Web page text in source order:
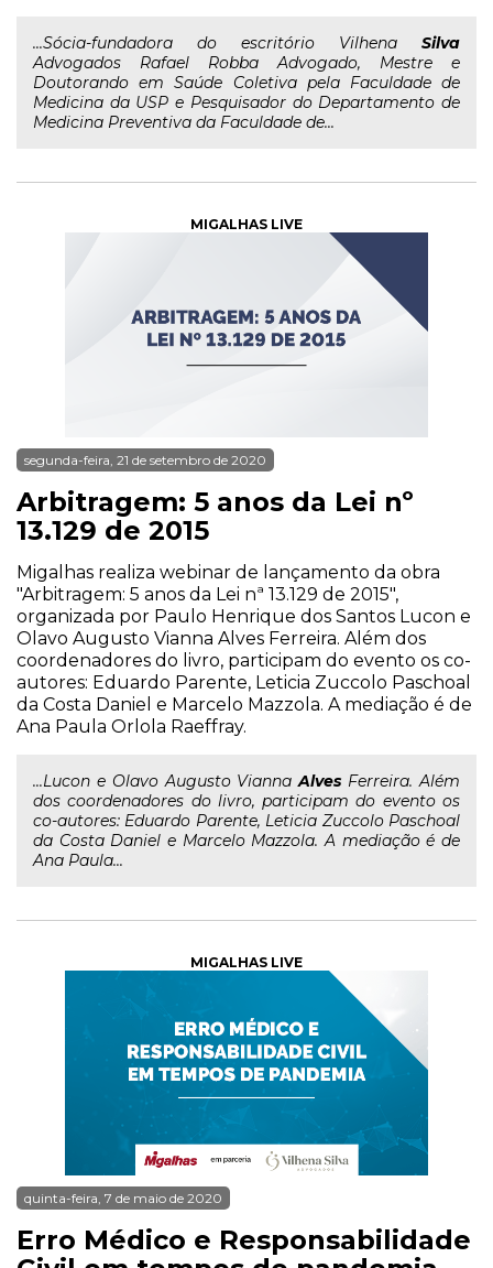
...Sócia-fundadora do escritório Vilhena Silva
Advogados Rafael Robba Advogado, Mestre e
Doutorando em Saúde Coletiva pela Faculdade de
Medicina da USP e Pesquisador do Departamento de
Medicina Preventiva da Faculdade de...
MIGALHAS LIVE
segunda-feira, 21 de setembro de 2020
Arbitragem: 5 anos da Lei nº
13.129 de 2015
Migalhas realiza webinar de lançamento da obra
"Arbitragem: 5 anos da Lei nª 13.129 de 2015",
organizada por Paulo Henrique dos Santos Lucon e
Olavo Augusto Vianna Alves Ferreira. Além dos
coordenadores do livro, participam do evento os co-
autores: Eduardo Parente, Leticia Zuccolo Paschoal
da Costa Daniel e Marcelo Mazzola. A mediação é de
Ana Paula Orlola Raeffray.
...Lucon e Olavo Augusto ViannaAlves Ferreira. Além
dos coordenadores do livro, participam do evento os
co-autores: Eduardo Parente, Leticia Zuccolo Paschoal
da Costa Daniel e Marcelo Mazzola. A mediação é de
Ana Paula...
MIGALHAS LIVE
quinta-feira, 7 de maio de 2020
Erro Médico e Responsabilidade